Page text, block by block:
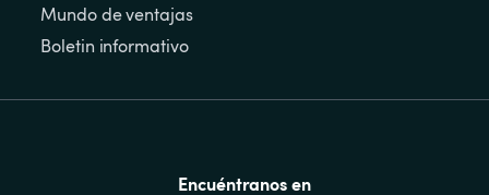
Mundo de ventajas
Boletin informativo
Encuéntranos en